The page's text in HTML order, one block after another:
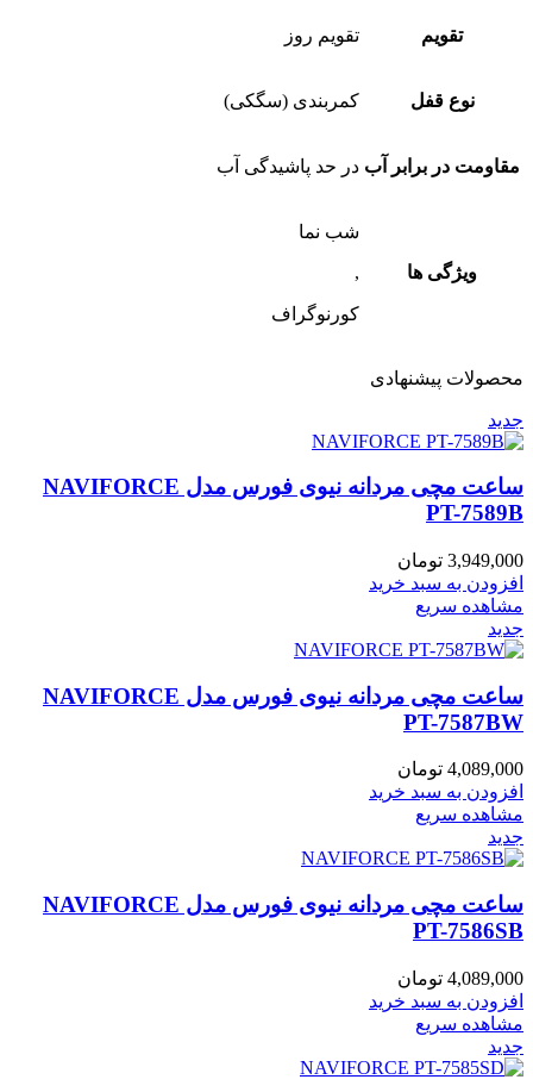
تقویم تقویم روز
نوع قفل کمربندی (سگکی)
مقاومت در برابر آب در حد پاشیدگی آب
ویژگی ها
شب نما
,
کورنوگراف
محصولات پیشنهادی
جدید
ساعت مچی مردانه نیوی فورس مدل NAVIFORCE
PT-7589B
3,949,000 تومان
افزودن به سبد خرید
مشاهده سریع
جدید
ساعت مچی مردانه نیوی فورس مدل NAVIFORCE
PT-7587BW
4,089,000 تومان
افزودن به سبد خرید
مشاهده سریع
جدید
ساعت مچی مردانه نیوی فورس مدل NAVIFORCE
PT-7586SB
4,089,000 تومان
افزودن به سبد خرید
مشاهده سریع
جدید